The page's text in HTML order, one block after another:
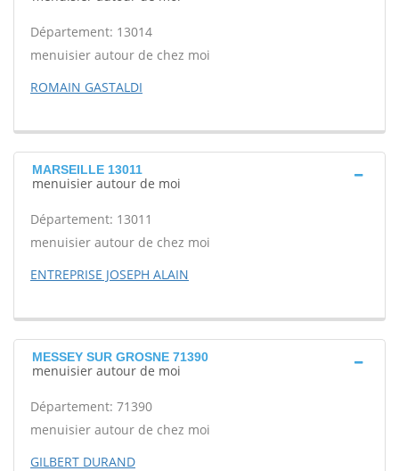
Département: 13014
menuisier autour de chez moi
ROMAIN GASTALDI
MARSEILLE 13011
menuisier autour de moi
Département: 13011
menuisier autour de chez moi
ENTREPRISE JOSEPH ALAIN
MESSEY SUR GROSNE 71390
menuisier autour de moi
Département: 71390
menuisier autour de chez moi
GILBERT DURAND